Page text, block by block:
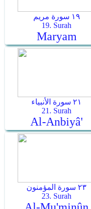
١٩ سورة مريم
19. Surah
Maryam
٢١ سورة الأنبياء
21. Surah
Al-Anbiyâ'
٢٣ سورة المؤمنون
23. Surah